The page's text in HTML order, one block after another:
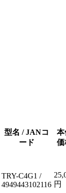
型名 / JANコ
ード
本
価
TRY-C4G1 /
4949443102116 円